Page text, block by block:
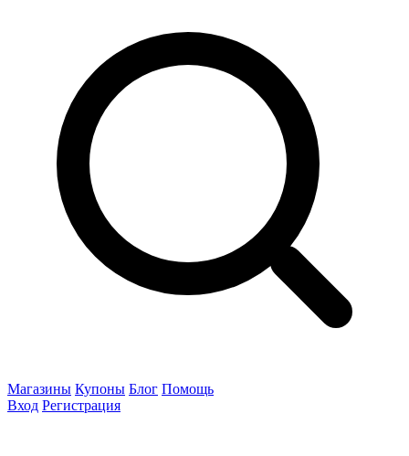
Магазины Купоны Блог Помощь
Вход Регистрация